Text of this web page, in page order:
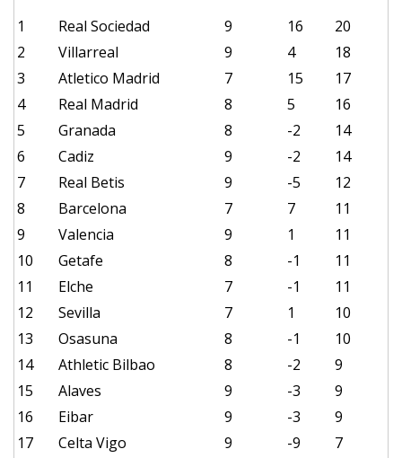
1 Real Sociedad 9 16
20
2
Villarreal 9 4
18
3
Atletico Madrid 7 15
17
4
Real Madrid 8 5
16
5
Granada 8 -2
14
6
Cadiz 9 -2
14
7
Real Betis 9 -5
12
8
Barcelona 7 7
11
9
Valencia 9 1
11
10
Getafe 8 -1
11
11
Elche 7 -1
11
12
Sevilla 7 1
10
13
Osasuna 8 -1
10
14
Athletic Bilbao 8 -2
9
15
Alaves 9 -3
9
16
Eibar 9 -3
9
17
Celta Vigo 9 -9
7